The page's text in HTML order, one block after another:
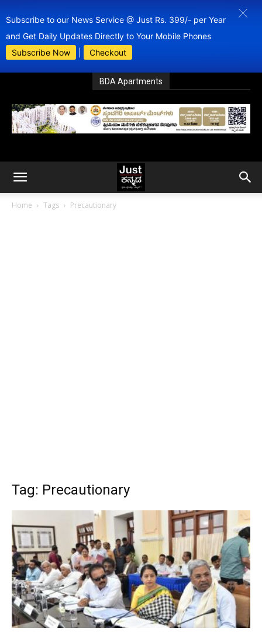
Subscribe to our News Service @ Just Rs. 399/- per Year
and Get Daily Updates Directly to Your Mobile Phones
Subscribe Now
Checkout
BDA Apartments
Home Tags Precautionary
Tag: Precautionary